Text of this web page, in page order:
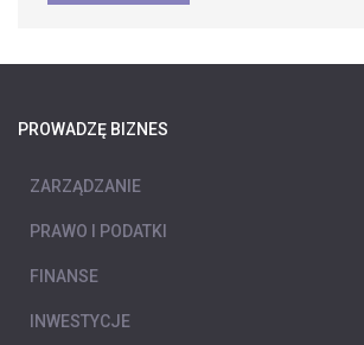
PROWADZĘ BIZNES
ZARZĄDZANIE
PRAWO I PODATKI
FINANSE
INWESTYCJE